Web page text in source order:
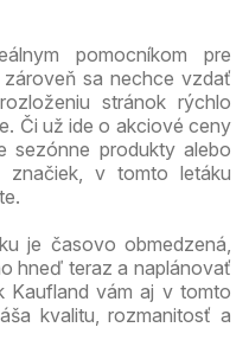
pomocníkom pre
sa nechce vzdať
stránok rýchlo
Či už ide o akciové ceny
sezónne produkty alebo
značiek, v tomto letáku
je časovo obmedzená,
hneď teraz a naplánovať
Kaufland vám aj v tomto
kvalitu, rozmanitosť a